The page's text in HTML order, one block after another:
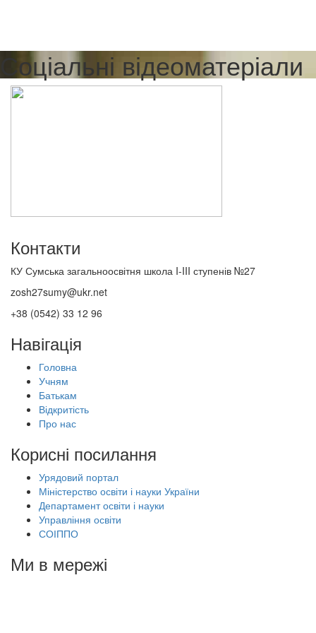
Соціальні відеоматеріали
Контакти
КУ Сумська загальноосвітня школа I-III ступенів №27
zosh27sumy@ukr.net
+38 (0542) 33 12 96
Навігація
Головна
Учням
Батькам
Відкритість
Про нас
Корисні посилання
Урядовий портал
Міністерство освіти і науки України
Департамент освіти і науки
Управління освіти
СОІППО
Ми в мережі